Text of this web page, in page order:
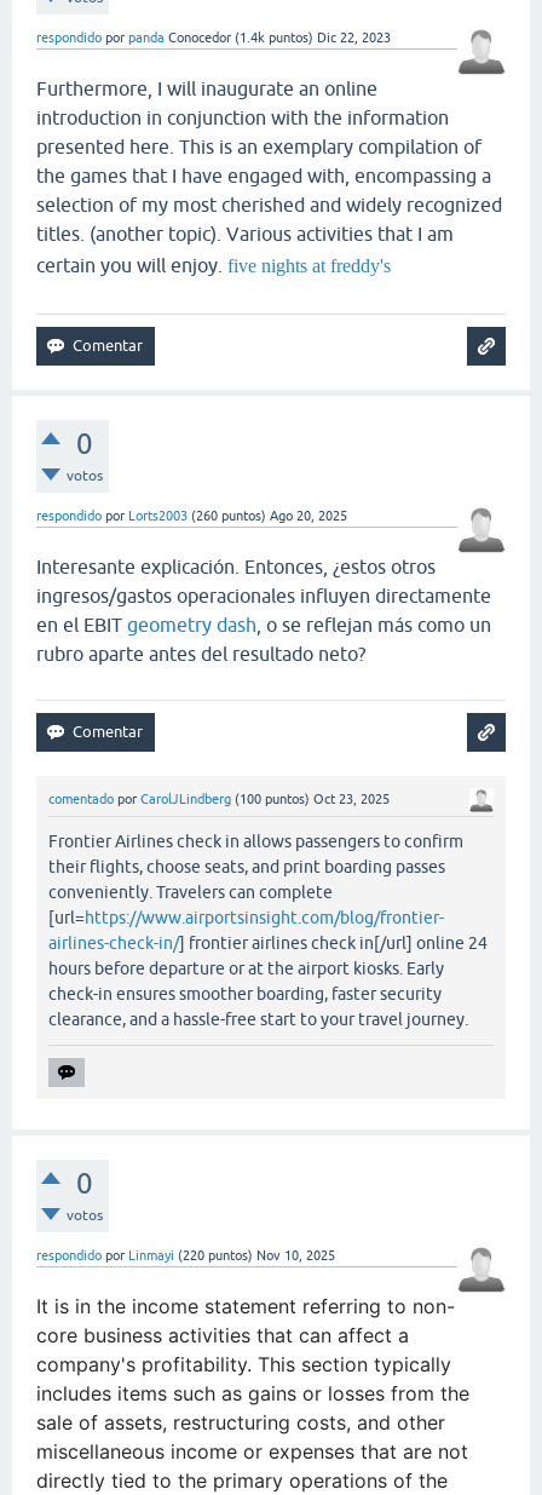
respondido por panda Conocedor (1.4k puntos) Dic 22, 2023
Furthermore, I will inaugurate an online
introduction in conjunction with the information
presented here. This is an exemplary compilation of
the games that I have engaged with, encompassing a
selection of my most cherished and widely recognized
titles. (another topic). Various activities that I am
certain you will enjoy. five nights at freddy's
0
votos
respondido por Lorts2003 (260 puntos) Ago 20, 2025
Interesante explicación. Entonces, ¿estos otros
ingresos/gastos operacionales influyen directamente
en el EBIT geometry dash , o se reflejan más como un
rubro aparte antes del resultado neto?
comentado por CarolJLindberg (100 puntos) Oct 23, 2025
Frontier Airlines check in allows passengers to confirm
their flights, choose seats, and print boarding passes
conveniently. Travelers can complete
[url=https://www.airportsinsight.com/blog/frontier-
airlines-check-in/] frontier airlines check in[/url] online 24
hours before departure or at the airport kiosks. Early
check-in ensures smoother boarding, faster security
clearance, and a hassle-free start to your travel journey.
0
votos
respondido por Linmayi (220 puntos) Nov 10, 2025
It is in the income statement referring to non-
core business activities that can affect a
company's profitability. This section typically
includes items such as gains or losses from the
sale of assets, restructuring costs, and other
miscellaneous income or expenses that are not
directly tied to the primary operations of the